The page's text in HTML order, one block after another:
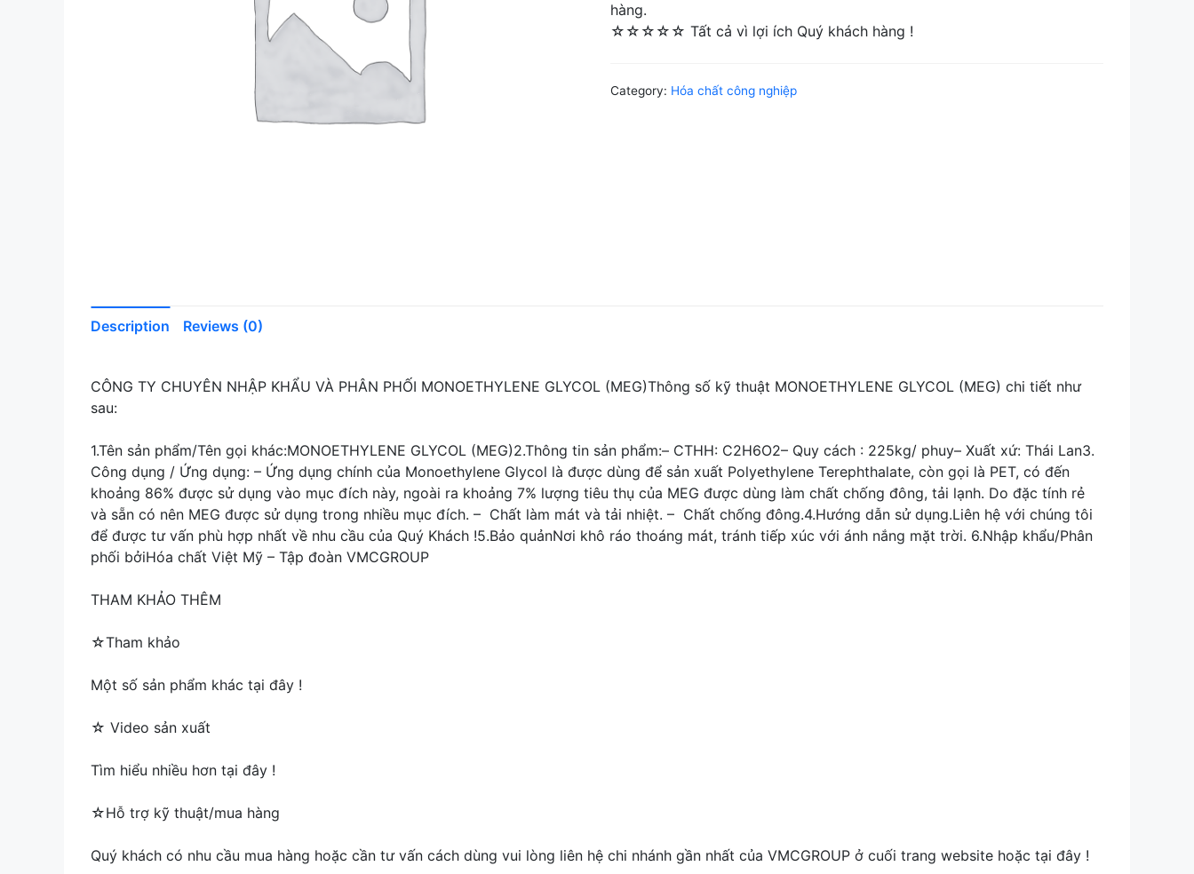
hàng.
☆☆☆☆☆ Tất cả vì lợi ích Quý khách hàng !
Category: Hóa chất công nghiệp
Description Reviews (0)
CÔNG TY CHUYÊN NHẬP KHẨU VÀ PHÂN PHỐI MONOETHYLENE GLYCOL (MEG)Thông số kỹ thuật MONOETHYLENE GLYCOL (MEG) chi tiết như
sau:
1.Tên sản phẩm/Tên gọi khác:MONOETHYLENE GLYCOL (MEG)2.Thông tin sản phẩm:– CTHH: C2H6O2– Quy cách : 225kg/ phuy– Xuất xứ: Thái Lan3.
Công dụng / Ứng dụng: – Ứng dụng chính của Monoethylene Glycol là được dùng để sản xuất Polyethylene Terephthalate, còn gọi là PET, có đến
khoảng 86% được sử dụng vào mục đích này, ngoài ra khoảng 7% lượng tiêu thụ của MEG được dùng làm chất chống đông, tải lạnh. Do đặc tính rẻ
và sẵn có nên MEG được sử dụng trong nhiều mục đích. – Chất làm mát và tải nhiệt. – Chất chống đông.4.Hướng dẫn sử dụng.Liên hệ với chúng tôi
để được tư vấn phù hợp nhất về nhu cầu của Quý Khách !5.Bảo quảnNơi khô ráo thoáng mát, tránh tiếp xúc với ánh nắng mặt trời. 6.Nhập khẩu/Phân
phối bởiHóa chất Việt Mỹ – Tập đoàn VMCGROUP
THAM KHẢO THÊM
☆Tham khảo
Một số sản phẩm khác tại đây !
☆ Video sản xuất
Tìm hiểu nhiều hơn tại đây !
☆Hỗ trợ kỹ thuật/mua hàng
Quý khách có nhu cầu mua hàng hoặc cần tư vấn cách dùng vui lòng liên hệ chi nhánh gần nhất của VMCGROUP ở cuối trang website hoặc tại đây !